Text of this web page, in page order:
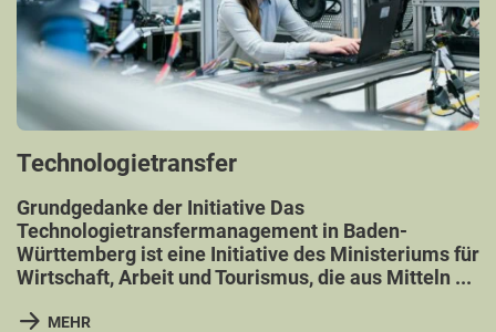
Technologietransfer
Grundgedanke der Initiative Das
Technologietransfermanagement in Baden-
Württemberg ist eine Initiative des Ministeriums für
Wirtschaft, Arbeit und Tourismus, die aus Mitteln ...
MEHR